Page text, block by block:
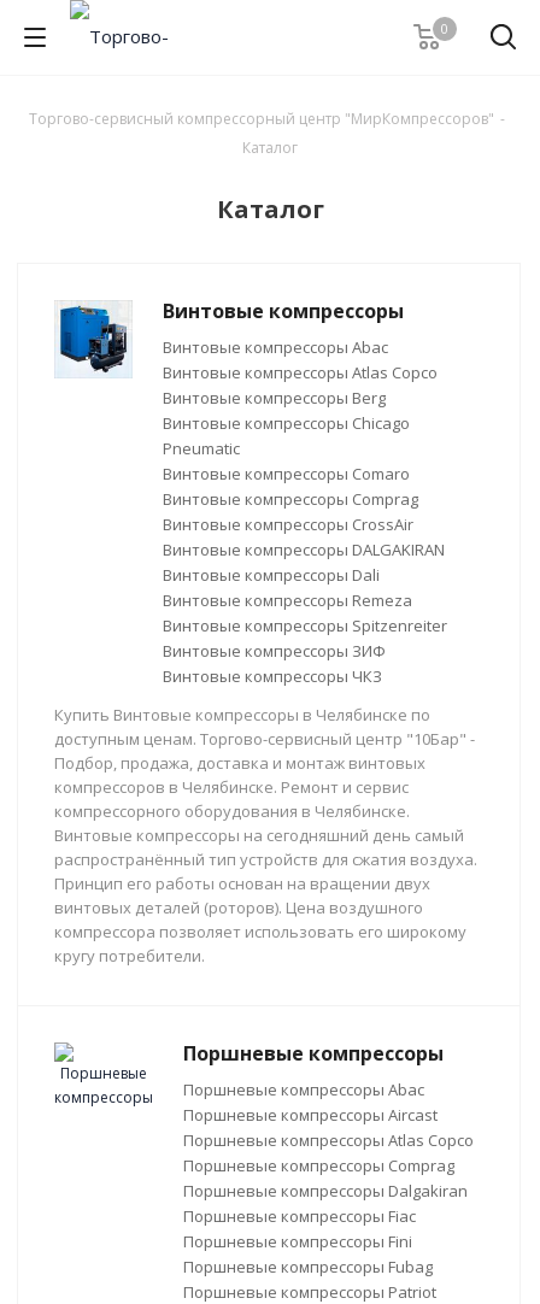
0
Торгово-сервисный компрессорный центр "МирКомпрессоров" -
Каталог
Каталог
Винтовые компрессоры
Винтовые компрессоры Abac
Винтовые компрессоры Atlas Copco
Винтовые компрессоры Berg
Винтовые компрессоры Chicago
Pneumatic
Винтовые компрессоры Comaro
Винтовые компрессоры Comprag
Винтовые компрессоры CrossAir
Винтовые компрессоры DALGAKIRAN
Винтовые компрессоры Dali
Винтовые компрессоры Remeza
Винтовые компрессоры Spitzenreiter
Винтовые компрессоры ЗИФ
Винтовые компрессоры ЧКЗ
Купить Винтовые компрессоры в Челябинске по
доступным ценам. Торгово-сервисный центр "10Бар" -
Подбор, продажа, доставка и монтаж винтовых
компрессоров в Челябинске. Ремонт и сервис
компрессорного оборудования в Челябинске.
Винтовые компрессоры на сегодняшний день самый
распространённый тип устройств для сжатия воздуха.
Принцип его работы основан на вращении двух
винтовых деталей (роторов). Цена воздушного
компрессора позволяет использовать его широкому
кругу потребители.
Поршневые компрессоры
Поршневые компрессоры Abac
Поршневые компрессоры Aircast
Поршневые компрессоры Atlas Copco
Поршневые компрессоры Comprag
Поршневые компрессоры Dalgakiran
Поршневые компрессоры Fiac
Поршневые компрессоры Fini
Поршневые компрессоры Fubag
Поршневые компрессоры Patriot